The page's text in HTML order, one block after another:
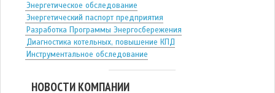
Энергетическое обследование
Энергетический паспорт предприятия
Разработка Программы Энергосбережения
Диагностика котельных, повышение КПД
Инструментальное обследование
НОВОСТИ КОМПАНИИ